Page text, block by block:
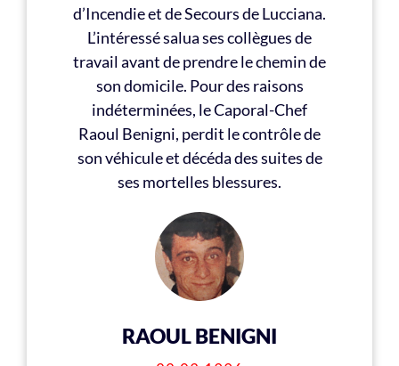
d’Incendie et de Secours de Lucciana.
L’intéressé salua ses collègues de
travail avant de prendre le chemin de
son domicile. Pour des raisons
indéterminées, le Caporal-Chef
Raoul Benigni, perdit le contrôle de
son véhicule et décéda des suites de
ses mortelles blessures.
RAOUL BENIGNI